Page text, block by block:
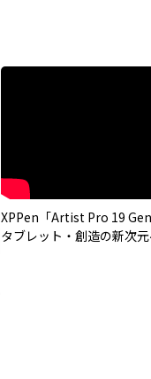
XPPen「Artist Pro 19
タブレット・創造の新次